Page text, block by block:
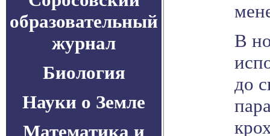
образовательный
журнал
Биология
Науки о Земле
Математика и
В
до